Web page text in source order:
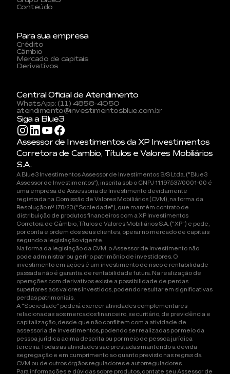
Conteúdo
Para sua empresa
Crédito
Câmbio
Mercado de capitais
Derivativos
Central Oficial de Atendimento
WhatsApp: (11) 4858-4050
atendimento@investimentosblue.com.br
Siga a Blue3
Assessor de Investimentos da XP Investimentos
Corretora de Cambio, Títulos e Valores Mobiliários
S.A.
A Blue3 Investimentos Assessor de Investimentos S/S Ltda. ("Blue3
Assessor de Investimentos"), inscrita sob o CNPJ 11.197.537/0001-00 é
uma empresa de Assessoria de Investimento devidamente
registrada na Comissão de Valores Mobiliários (CVM), na forma da
Resolução nº 178/23 ("Sociedade"), que mantém contrato de
distribuição de produtos financeiros com a XP Investimentos
Corretora de Câmbio, Títulos e Valores Mobiliários S.A. ("XP") e pode,
por conta e ordem dos seus clientes, operar no mercado de capitais
segundo a legislação vigente.
Na forma da legislação da CVM, o Assessor de Investimento não
pode administrar ou gerir o patrimônio de investidores. O
investimento em ações é um investimento de risco e rentabilidade
passada não é garantia de rentabilidade futura. Na realização de
operações com derivativos existe a possibilidade de perdas
superiores aos valores investidos, podendo resultar em significativas
perdas patrimoniais.
A "Sociedade" poderá exercer atividades complementares
relacionadas aos mercados financeiro, securitário, de previdência e
capitalização, desde que não conflitem com a atividade de
assessoria de investimentos, podendo ser realizadas por meio da
pessoa jurídica acima descrita ou por meio de pessoa jurídica
terceira. Todas as atividades são prestadas mantendo a devida
segregação e em cumprimento ao quanto previsto nas regras da
CVM ou de outros órgãos reguladores e autorreguladores.
Para informações e dúvidas sobre produtos, contate seu Assessor de